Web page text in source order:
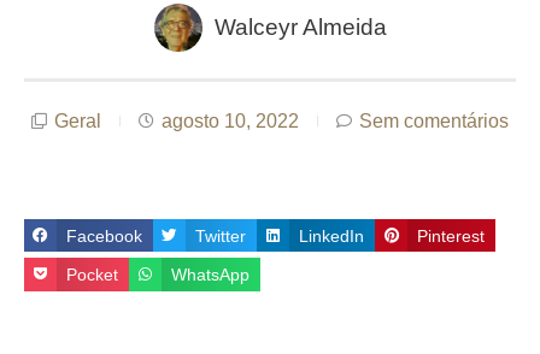
Walceyr Almeida
Geral agosto 10, 2022 Sem comentários
Facebook Twitter LinkedIn Pinterest
Pocket WhatsApp